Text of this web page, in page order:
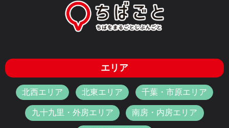
エリア
北西エリア 北東エリア 千葉・市原エリア
九十九里・外房エリア 南房・内房エリア